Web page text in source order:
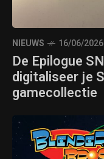
NIEUWS 16/06/2026
De Epilogue
digitaliseer je
gamecollectie